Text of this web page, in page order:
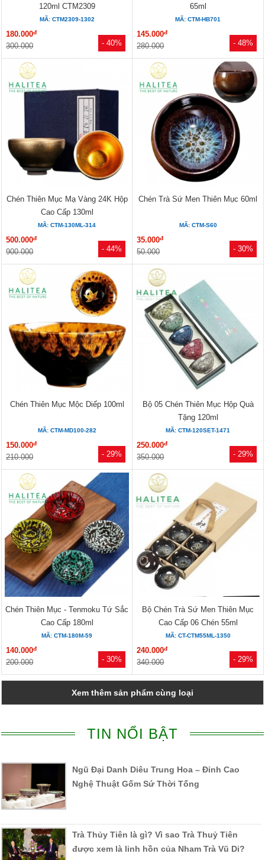
- 40%
120ml CTM2309
MÃ: CTM2309-1302
180.000đ
300.000 - 48%
65ml
MÃ: CTM-HB701
145.000đ
280.000
- 44%
Chén Thiên Mục Mạ Vàng 24K Hộp
Cao Cấp 130ml
MÃ: CTM-130ML-314
500.000đ
900.000 - 30%
Chén Trà Sứ Men Thiên Mục 60ml
MÃ: CTM-S60
35.000đ
50.000
- 29%
Chén Thiên Mục Mộc Diếp 100ml
MÃ: CTM-MD100-282
150.000đ
210.000 - 29%
Bộ 05 Chén Thiên Mục Hộp Quà
Tặng 120ml
MÃ: CTM-120SET-1471
250.000đ
350.000
- 30%
Chén Thiên Mục - Tenmoku Tứ Sắc
Cao Cấp 180ml
MÃ: CTM-180M-59
140.000đ
200.000 - 29%
Bộ Chén Trà Sứ Men Thiên Mục
Cao Cấp 06 Chén 55ml
MÃ: CT-CTM55ML-1350
240.000đ
340.000
Xem thêm sản phẩm cùng loại
TIN NỔI BẬT
Ngũ Đại Danh Diêu Trung Hoa – Đỉnh Cao
Nghệ Thuật Gốm Sứ Thời Tống
Trà Thủy Tiên là gì? Vì sao Trà Thuỷ Tiên
được xem là linh hồn của Nham Trà Vũ Di?